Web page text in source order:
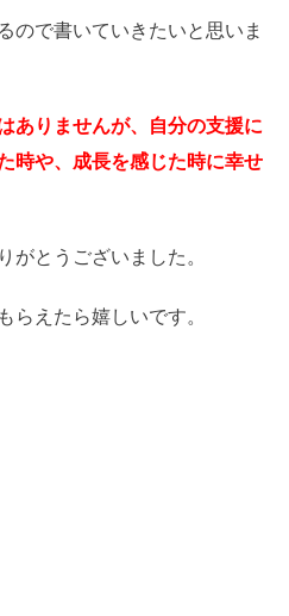
ので書いていきたいと思いま
ありませんが、自分の支援に
時や、成長を感じた時に幸せ
がとうございました。
らえたら嬉しいです。